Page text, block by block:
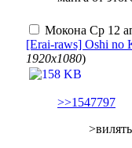
Мокона Ср 12
[Erai-raws] Oshi no
1920x1080)
>>1547797